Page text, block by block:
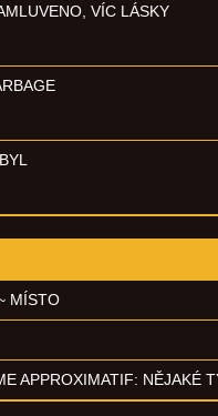
VÍC LÁSKY
MÍSTO
APPROXIMATIF: NĚJAKÉ